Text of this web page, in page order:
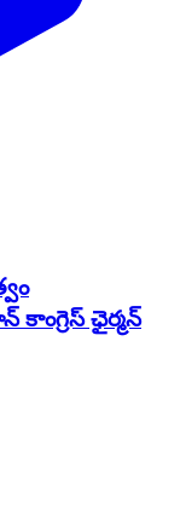
కాంగ్రెస్ ఛైర్మన్